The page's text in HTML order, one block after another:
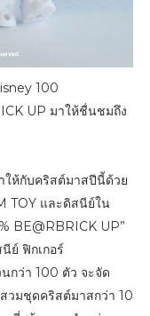
100
UP มาให้ชื่นชมถึง
ให้กับคริสต์มาสปีนี้ด้วย
TOY และดิสนีย์ใน
BE@RBRICK UP”
ย์ ฟิกเกอร์
กว่า 100 ตัว จะจัด
วมชุดคริสต์มาสกว่า 10